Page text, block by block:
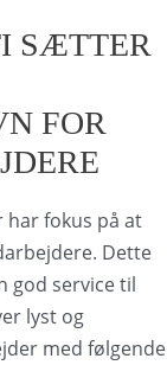
SÆTTER
FOR
har fokus på at
Dette
god service til
lyst og
med følgende